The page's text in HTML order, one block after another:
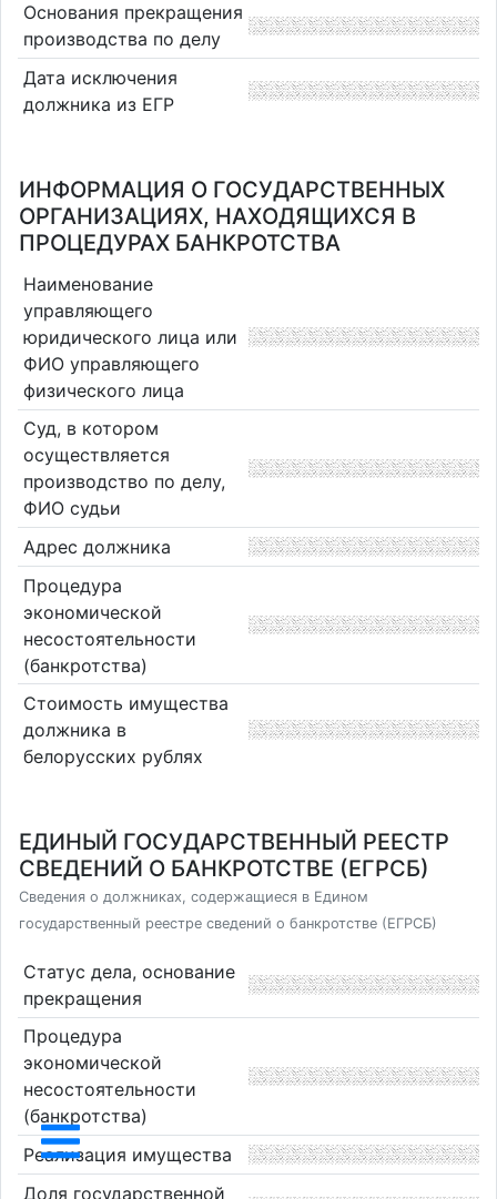
Основания прекращения
производства по делу
Дата исключения
должника из ЕГР
ИНФОРМАЦИЯ О ГОСУДАРСТВЕННЫХ
ОРГАНИЗАЦИЯХ, НАХОДЯЩИХСЯ В
ПРОЦЕДУРАХ БАНКРОТСТВА
Наименование
управляющего
юридического лица или
ФИО управляющего
физического лица
Суд, в котором
осуществляется
производство по делу,
ФИО судьи
Адрес должника
Процедура
экономической
несостоятельности
(банкротства)
Стоимость имущества
должника в
белорусских рублях
ЕДИНЫЙ ГОСУДАРСТВЕННЫЙ РЕЕСТР
СВЕДЕНИЙ О БАНКРОТСТВЕ (ЕГРСБ)
Сведения о должниках, содержащиеся в Едином
государственный реестре сведений о банкротстве (ЕГРСБ)
Статус дела, основание
прекращения
Процедура
экономической
несостоятельности
(банкротства)
Реализация имущества
Доля государственной